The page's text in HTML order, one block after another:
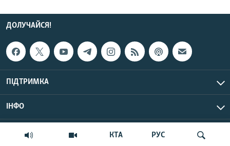
КТА РУС
ДОЛУЧАЙСЯ!
ПІДТРИМКА
ІНФО
© Крим.Реалії, 2026 | Усі права застережено.